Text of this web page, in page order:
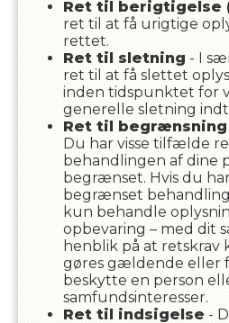
Ret til berigtigelse
ret til at få urigtige
rettet.
Ret til sletning - I
ret til at få slettet
inden tidspunktet for
generelle sletning
Ret til
Du har visse tilfælde
behandlingen af dine
begrænset. Hvis du
begrænset
kun behandle
opbevaring – med dit
henblik på at retskrav
gøres gældende eller
beskytte en person
samfundsinteresser.
Ret til indsigelse -